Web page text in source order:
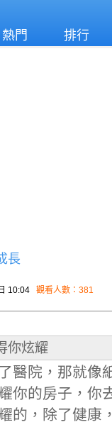
熱門 排行
長
10:04 觀看人數：381
你炫耀
醫院，那就像
你的房子，
的，除了健康